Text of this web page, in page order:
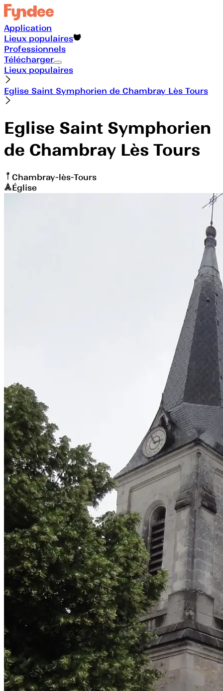
Application
Lieux populaires
Professionnels
Télécharger
Lieux populaires
Eglise Saint Symphorien de Chambray Lès Tours
Eglise Saint Symphorien
de Chambray Lès Tours
Chambray-lès-Tours
Église